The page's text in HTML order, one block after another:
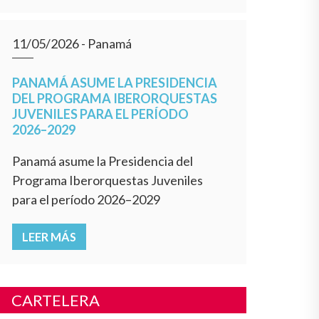
11/05/2026- Panamá
PANAMÁ ASUME LA PRESIDENCIA
DEL PROGRAMA IBERORQUESTAS
JUVENILES PARA EL PERÍODO
2026–2029
Panamá asume la Presidencia del
Programa Iberorquestas Juveniles
para el período 2026–2029
LEER MÁS
CARTELERA